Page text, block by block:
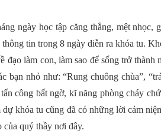
ngày học tập căng thẳng, mệt nhọc,
tin trong 8 ngày diễn ra khóa tu.
làm con, làm sao để sống trở
nhỏ như: “Rung chuông chùa”,
công bất ngờ, kĩ năng phòng cháy
khóa tu cũng đã có những lời cảm
của quý thầy nơi đây.